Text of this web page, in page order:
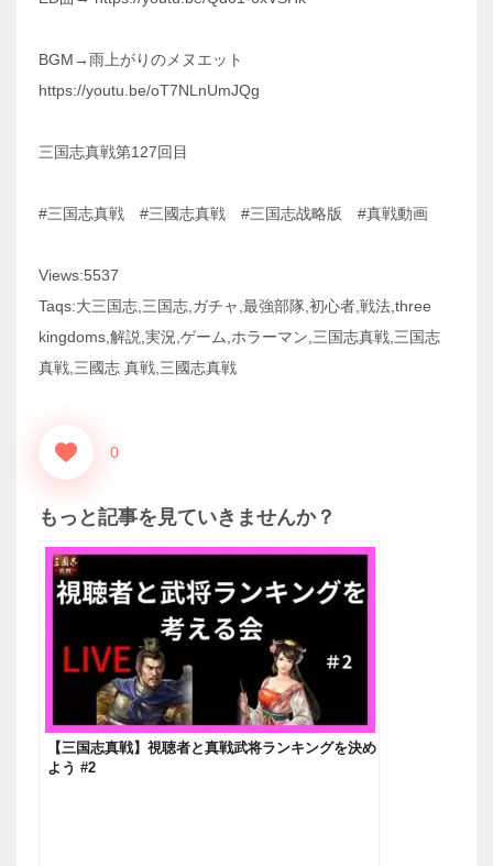
BGM→雨上がりのメヌエット
https://youtu.be/oT7NLnUmJQg
三国志真戦第127回目
#三国志真戦 #三國志真戦 #三国志战略版 #真戦動画
Views:5537
Taqs:大三国志,三国志,ガチャ,最強部隊,初心者,戦法,three
kingdoms,解説,実況,ゲーム,ホラーマン,三国志真戦,三国志
真戦,三國志 真戦,三國志真戦
0
もっと記事を見ていきませんか？
【三国志真戦】視聴者と真戦武将ランキングを決め
よう #2